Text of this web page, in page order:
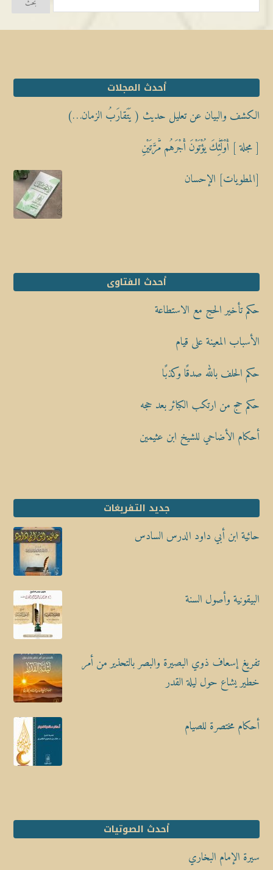
أحدث المجلات
الكشف والبيان عن تعليل حديث ( يَتَقارَبُ الزمان…)
[ مجلة ] أُوْلَٰٓئِكَ يُؤْتَوْنَ أَجْرَهُم مَّرَّتَيْنِ
[المطويات] الإحسان
أحدث الفتاوى
حكم تأخير الحج مع الاستطاعة
الأسباب المعينة على قيام
حكم الحلف بالله صدقًا وكذبًا
حكم حج من ارتكب الكبائر بعد حجه
أحكام الأضاحي للشيخ ابن عثيمين
جديد التفريغات
حائية ابن أبي داود الدرس السادس
البيقونية وأصول السنة
تفريغ إسعاف ذوي البصيرة والبصر بالتحذير من أمر
خطير يشاع حول ليلة القدر
أحكام مختصرة للصيام
أحدث الصوتيات
سيرة الإمام البخاري